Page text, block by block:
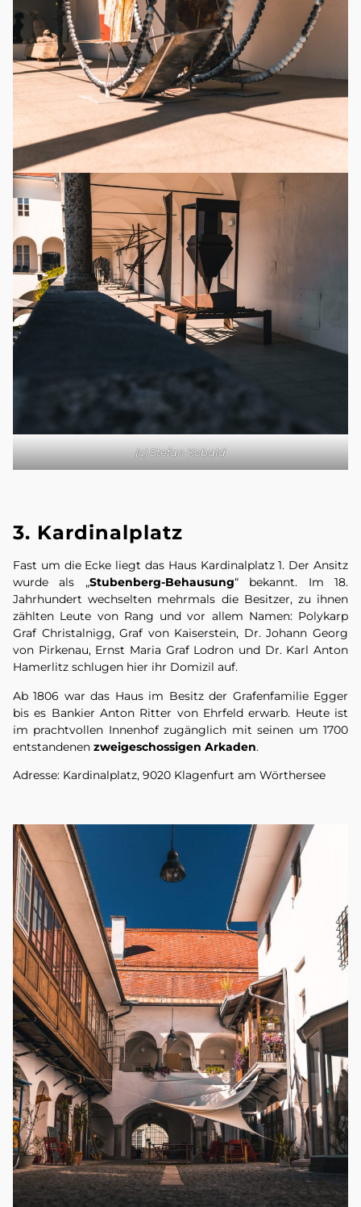
(c) Stefan Kobald
3. Kardinalplatz
Fast um die Ecke liegt das Haus Kardinalplatz 1. Der Ansitz
wurde als „Stubenberg-Behausung“ bekannt. Im 18.
Jahrhundert wechselten mehrmals die Besitzer, zu ihnen
zählten Leute von Rang und vor allem Namen: Polykarp
Graf Christalnigg, Graf von Kaiserstein, Dr. Johann Georg
von Pirkenau, Ernst Maria Graf Lodron und Dr. Karl Anton
Hamerlitz schlugen hier ihr Domizil auf.
Ab 1806 war das Haus im Besitz der Grafenfamilie Egger
bis es Bankier Anton Ritter von Ehrfeld erwarb. Heute ist
im prachtvollen Innenhof zugänglich mit seinen um 1700
entstandenen zweigeschossigen Arkaden.
Adresse: Kardinalplatz, 9020 Klagenfurt am Wörthersee